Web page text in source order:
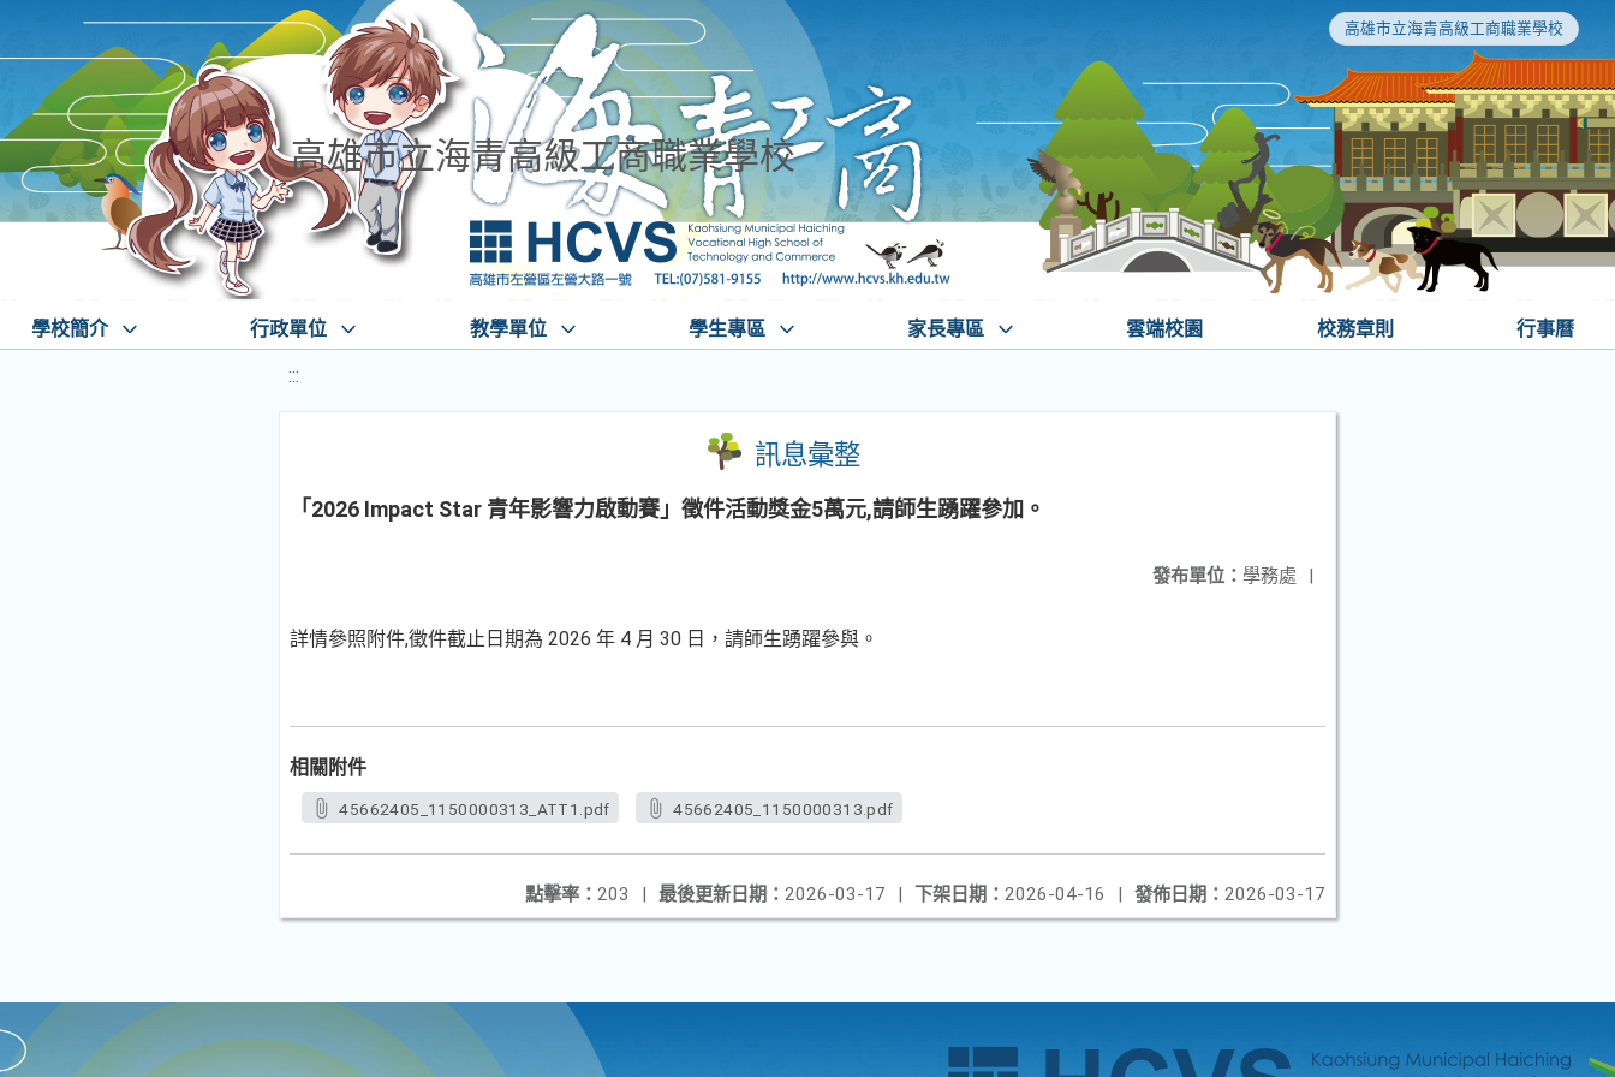
高雄市立海青高級工商職業學校
高雄市立海青高級工商職業學校
學校簡介 行政單位 教學單位 學生專區 家長專區 雲端校園 校務章則 行事曆
:::
訊息彙整
「2026 Impact Star 青年影響力啟動賽」徵件活動獎金5萬元,請師生踴躍參加。
發布單位： 學務處 |
詳情參照附件,徵件截止日期為 2026 年 4 月 30 日，請師生踴躍參與。
相關附件
45662405_1150000313_ATT1.pdf 45662405_1150000313.pdf
發佈日期： 2026-03-17
下架日期： 2026-04-16 |
最後更新日期： 2026-03-17 |
點擊率： 203 |